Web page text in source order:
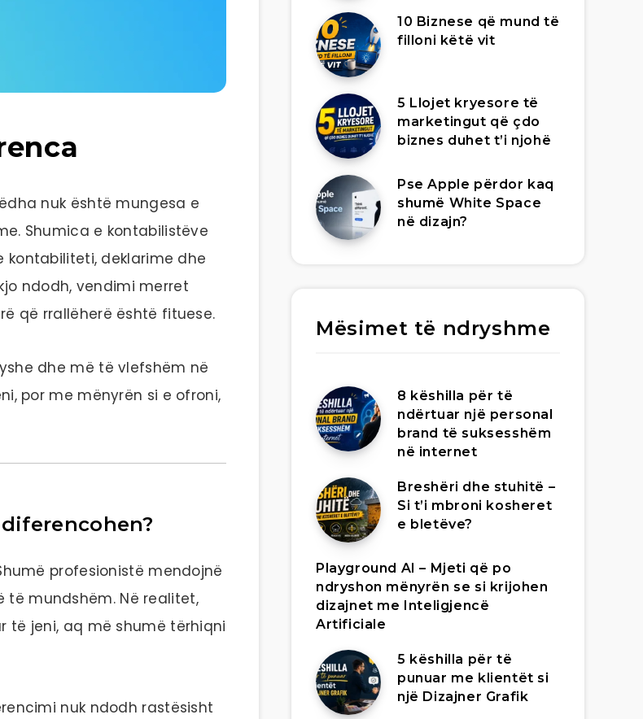
nuk është mungesa e
Shumica e kontabilistëve
kontabiliteti, deklarime dhe
ndodh, vendimi merret
që rrallëherë është fituese.
dhe më të vlefshëm në
por me mënyrën si e ofroni,
profesionistë mendojnë
të mundshëm. Në realitet,
të jeni, aq më shumë tërhiqni
nuk ndodh rastësisht
10 Biznese që mund të
filloni këtë vit
5 Llojet kryesore të
marketingut që çdo
biznes duhet t’i njohë
Pse Apple përdor kaq
shumë White Space
në dizajn?
Mësimet të ndryshme
8 këshilla për të
ndërtuar një personal
brand të suksesshëm
në internet
Breshëri dhe stuhitë –
Si t’i mbroni kosheret
e bletëve?
Playground AI – Mjeti që po
ndryshon mënyrën se si krijohen
dizajnet me Inteligjencë
Artificiale
5 këshilla për të
punuar me klientët si
një Dizajner Grafik